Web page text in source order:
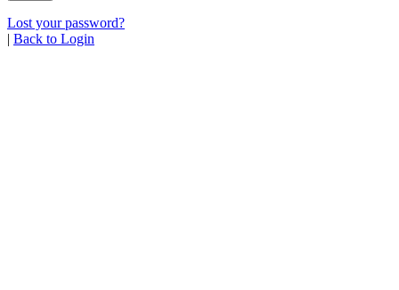
Lost your password?
| Back to Login